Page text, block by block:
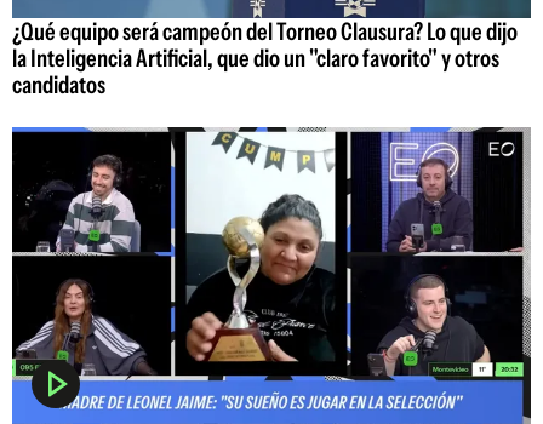
¿Qué equipo será campeón del Torneo Clausura? Lo que dijo
la Inteligencia Artificial, que dio un "claro favorito" y otros
candidatos